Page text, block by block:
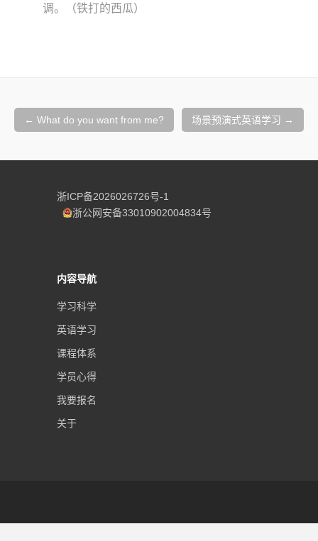
调。（铁打的西瓜）
文
章
导
航
← What do you want from me? 场景预演式英语学习 →
浙ICP备2026026726号-1
浙公网安备33010902004834号
内容导航
学习科学
英语学习
课程体系
学员心得
我要报名
关于